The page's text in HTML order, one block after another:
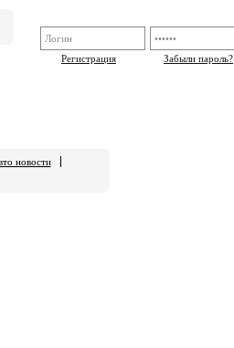
Регистрация
Забыли пароль?
новости